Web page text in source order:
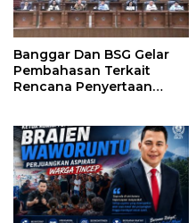
Banggar Dan BSG Gelar
Pembahasan Terkait
Rencana Penyertaan